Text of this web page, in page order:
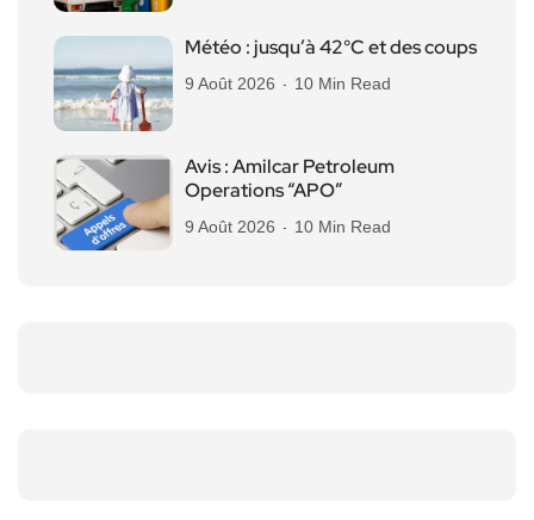
Météo : jusqu’à 42°C et des coups
9 Août 2026 10 Min Read
Avis : Amilcar Petroleum
Operations “APO”
9 Août 2026 10 Min Read